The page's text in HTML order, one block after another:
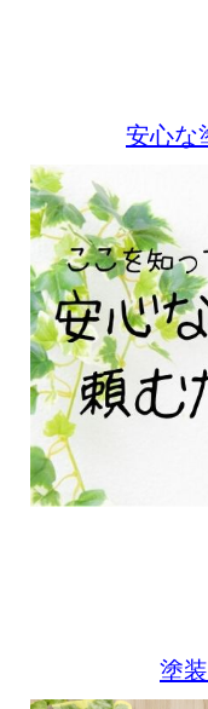
安心な
塗